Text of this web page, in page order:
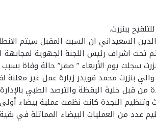
ببنزرت.
السعيداني ان السبت المقبل سيتم
تحت اشراف رئيس اللجنة الجهوية لمجابهة
الأربعاء ” صفر” حالة وفاة بسبب الإصابة بفيروس
بنزرت محمد قويدر زيارة عمل غير معلنة
من قبل خلية اليقظة والترصد الطبي
وتنظيم النجدة كانت نظمت عملية بيضاء
عدد من العمليات البيضاء المماثلة في